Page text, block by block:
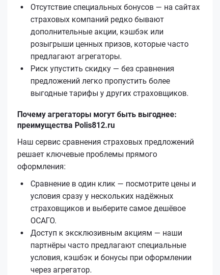
Отсутствие специальных бонусов — на сайтах
страховых компаний редко бывают
дополнительные акции, кэшбэк или
розыгрыши ценных призов, которые часто
предлагают агрегаторы.
Риск упустить скидку — без сравнения
предложений легко пропустить более
выгодные тарифы у других страховщиков.
Почему агрегаторы могут быть выгоднее:
преимущества Polis812.ru
Наш сервис сравнения страховых предложений
решает ключевые проблемы прямого
оформления:
Сравнение в один клик — посмотрите цены и
условия сразу у нескольких надёжных
страховщиков и выберите самое дешёвое
ОСАГО.
Доступ к эксклюзивным акциям — наши
партнёры часто предлагают специальные
условия, кэшбэк и бонусы при оформлении
через агрегатор.